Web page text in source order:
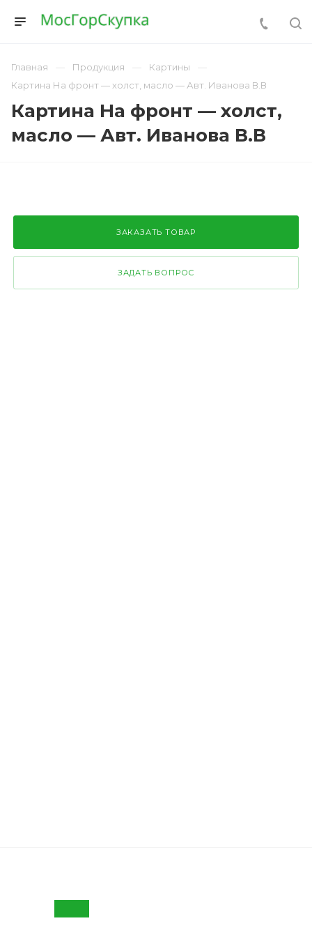
Главная Продукция
Картины
Картина На фронт — холст, масло — Авт. Иванова В.В
Картина На фронт — холст,
масло — Авт. Иванова В.В
ЗАКАЗАТЬ ТОВАР
ЗАДАТЬ ВОПРОС